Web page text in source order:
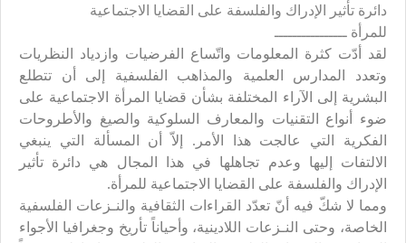
دائرة تأثير الإدراك والفلسفة على القضايا الاجتماعية
للمرأة ــــــــــــــــ
لقد أدّت كثرة المعلومات واتّساع الفرضيات وازدياد النظريات
وتعدد المدارس العلمية والمذاهب الفلسفية إلى أن تتطلع
البشرية إلى الآراء المختلفة بشأن قضايا المرأة الاجتماعية على
ضوء أنواع التقنيات والمعارف السلوكية والصيغ والأطروحات
الفكرية التي عالجت هذا الأمر. إلاّ أن المسألة التي ينبغي
الالتفات إليها وعدم تجاهلها في هذا المجال هي دائرة تأثير
الإدراك والفلسفة على القضايا الاجتماعية للمرأة.
ومما لا شكّ فيه أنّ تعدّد القراءات الثقافية والنـزعات الفلسفية
الخاصة، وحتى النـزعات اللادينية، وأحياناً تأريخ وجغرافيا الأجواء